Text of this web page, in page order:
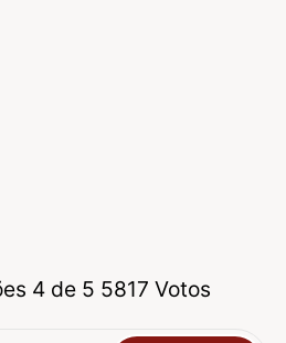
4 de 5 5817 Votos